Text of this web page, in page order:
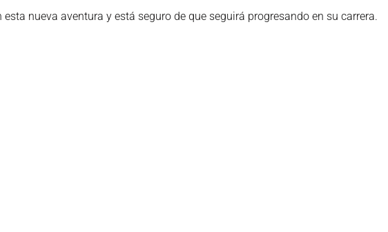
esta nueva aventura y está seguro de que seguirá progresando en su carrera.